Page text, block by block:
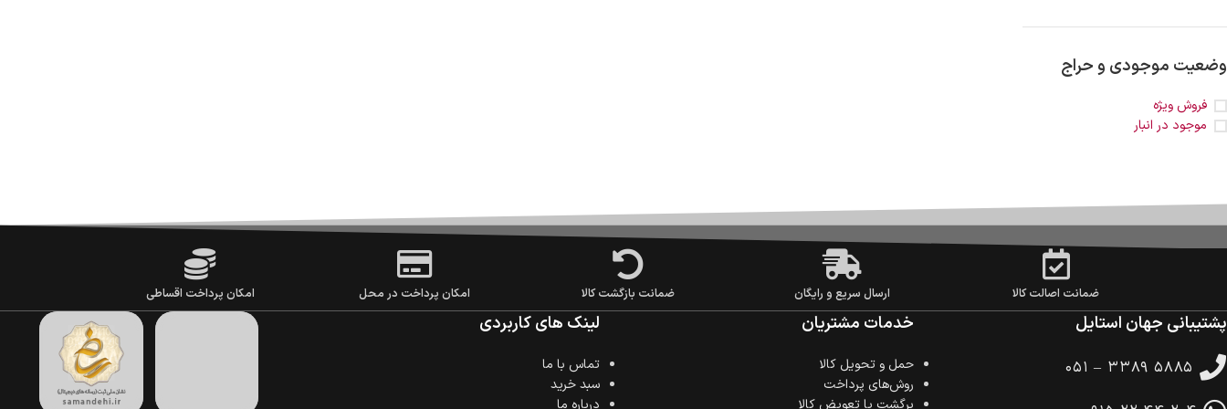
وضعیت موجودی و حراج
فروش ویژه
موجود در انبار
ضمانت اصالت کالا ارسال سریع و رایگان ضمانت بازگشت کالا امکان پرداخت در محل امکان پرداخت اقساطی
پشتیبانی جهان استایل
۰۵۱ – ۳۳۸۹ ۵۸۸۵
خدمات مشتریان
حمل‌ و تحویل کالا
روش‌های پرداخت
برگشت یا تعویض کالا
لینک های کاربردی
تماس با ما
سبد خرید
درباره ما